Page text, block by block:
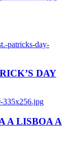
patricks-day-
DAY
335x256.jpg
A LISBOA A